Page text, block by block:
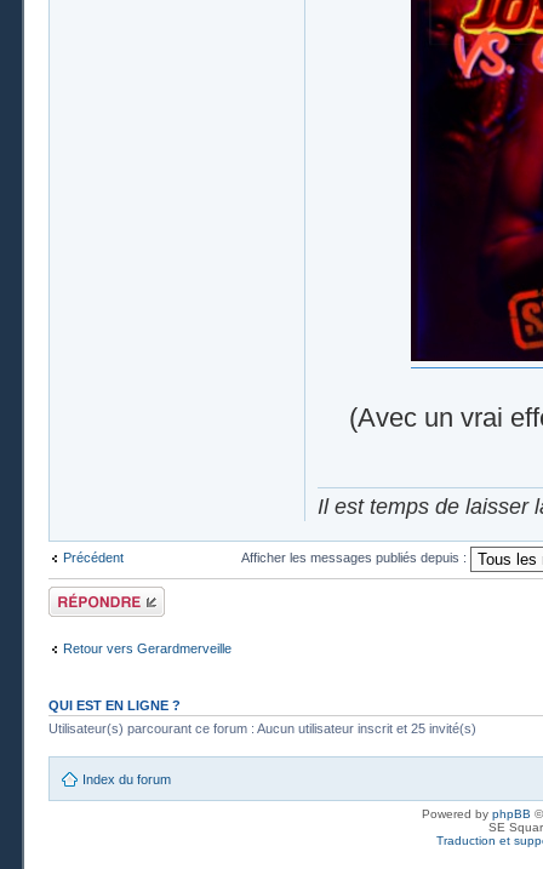
(Avec un vrai
Il est temps de laisser
Précédent Afficher les messages publiés depuis :
Publier une
réponse
Retour vers Gerardmerveille
QUI EST EN LIGNE ?
Utilisateur(s) parcourant ce forum : Aucun utilisateur inscrit et 25 invité(s)
Index du forum
Powered by phpBB
SE
Traduction et